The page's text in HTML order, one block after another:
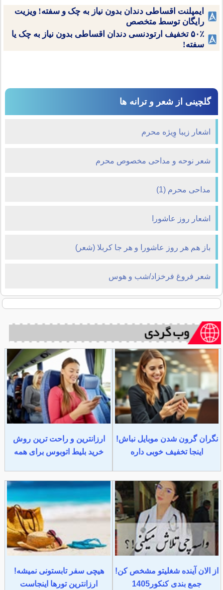
ایمپلنت اقساطی دندان بدون نیاز به چک و سفته! ویزیت
رایگان توسط متخصص
۵۰٪ تخفیف ارتودنسی دندان اقساطی بدون نیاز به چک یا
سفته!
گلچینی از شعر و ترانه ها
اشعار زیبا وِیژه محرم
شعر نوحه و مداحی مخصوص محرم
مداحی محرم (1)
اشعار روز عاشورا
باز هم هر روز عاشورا و هر جا کربلا (شعر)
شعر فروغ فرخزاد/شب و هوس
نگران گرون شدن موبایل نباش!
اینجا تخفیف خوبی داره
ارزانترین و راحت ترین روش
خرید بلیط اتوبوس برای همه
از الان آینده شغلیتو مشخص کن!
جمع بندی کنکور1405
هیچی سفر تابستونی نمیشه!
ارزانترین تورها اینجاست